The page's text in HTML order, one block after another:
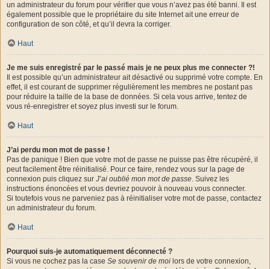
un administrateur du forum pour vérifier que vous n’avez pas été banni. Il est
également possible que le propriétaire du site Internet ait une erreur de
configuration de son côté, et qu’il devra la corriger.
Haut
Je me suis enregistré par le passé mais je ne peux plus me connecter ?!
Il est possible qu’un administrateur ait désactivé ou supprimé votre compte. En
effet, il est courant de supprimer régulièrement les membres ne postant pas
pour réduire la taille de la base de données. Si cela vous arrive, tentez de
vous ré-enregistrer et soyez plus investi sur le forum.
Haut
J’ai perdu mon mot de passe !
Pas de panique ! Bien que votre mot de passe ne puisse pas être récupéré, il
peut facilement être réinitialisé. Pour ce faire, rendez vous sur la page de
connexion puis cliquez sur J’ai oublié mon mot de passe. Suivez les
instructions énoncées et vous devriez pouvoir à nouveau vous connecter.
Si toutefois vous ne parveniez pas à réinitialiser votre mot de passe, contactez
un administrateur du forum.
Haut
Pourquoi suis-je automatiquement déconnecté ?
Si vous ne cochez pas la case Se souvenir de moi lors de votre connexion,